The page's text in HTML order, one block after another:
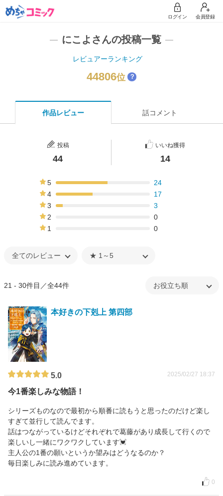
ログイン 会員登録
にこよさんの投稿一覧
レビュアーランキング
44806位 ？
作品レビュー 話コメント
投稿
44
いいね獲得
14
5
24
4
17
3
3
2
0
1
0
21 - 30件目／全44件
本好きの下剋上 第四部
5.0 2025/02/27 18:37
今1番楽しみな物語！
シリーズものなので最初から順番に読もうと思ったのだけど楽し
すぎて並行して読んでます。
話はつながっているけどそれぞれで葛藤があり成長して行くので
楽しいし一緒にワクワクしています💓
主人公の1番の願いというか望みはどうなるのか？
毎日楽しみに読み進めています。
0